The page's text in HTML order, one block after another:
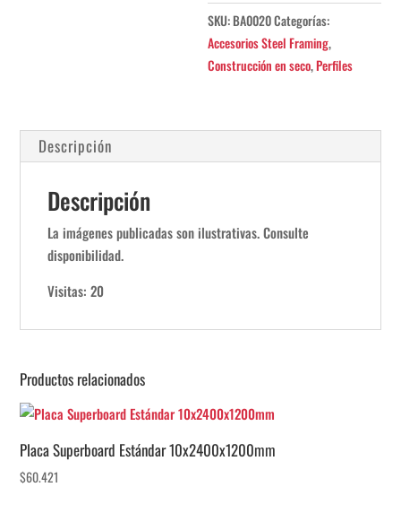
SKU:BA0020Categorías:
Accesorios Steel Framing,
Construcción en seco,Perfiles
Descripción
Descripción
La imágenes publicadas son ilustrativas. Consulte
disponibilidad.
Visitas: 20
Productos relacionados
Placa Superboard Estándar 10x2400x1200mm
$60.421